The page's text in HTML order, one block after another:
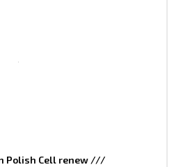
Polish Сell renew ///